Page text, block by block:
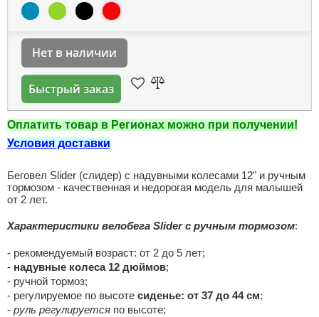
Нет в наличии
Быстрый заказ
Оплатить товар в Регионах можно при получении!
Условия доставки
Беговел Slider (слидер) с надувными колесами 12" и ручным
тормозом - качественная и недорогая модель для малышей
от 2 лет.
Характеристики велобега Slider с ручным тормозом:
- рекомендуемый возраст: от 2 до 5 лет;
- надувные колеса 12 дюймов;
- ручной тормоз;
- регулируемое по высоте сиденье: от 37 до 44 см;
- руль регулируетсяпо высоте;